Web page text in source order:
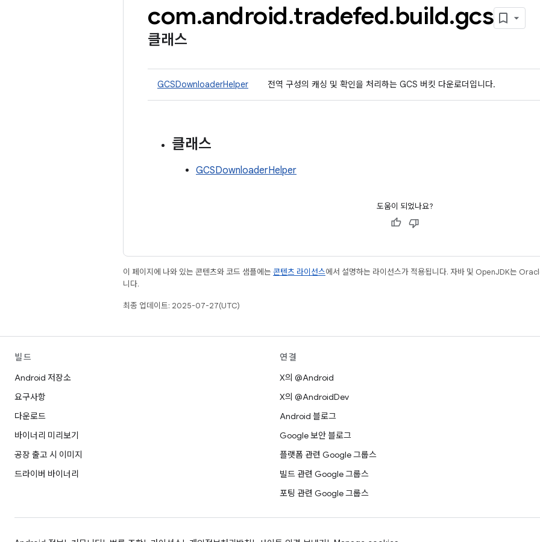
com.android.tradefed.build.gcs
클래스
GCSDownloaderHelper 전역 구성의 캐싱 및 확인을 처리하는 GCS 버킷 다운로더입니다.
클래스
GCSDownloaderHelper
도움이 되었나요?
이 페이지에 나와 있는 콘텐츠와 코드 샘플에는 콘텐츠 라이선스에서 설명하는 라이선스가 적용됩니다. 자바 및 OpenJDK는
니다.
최종 업데이트: 2025-07-27(UTC)
빌드
Android 저장소
요구사항
다운로드
바이너리 미리보기
공장 출고 시 이미지
드라이버 바이너리
연결
X의 @Android
X의 @AndroidDev
Android 블로그
Google 보안 블로그
플랫폼 관련 Google 그룹스
빌드 관련 Google 그룹스
포팅 관련 Google 그룹스